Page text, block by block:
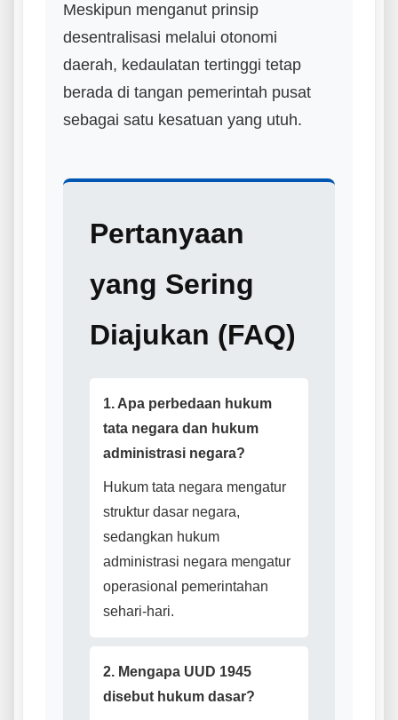
Meskipun menganut prinsip
desentralisasi melalui otonomi
daerah, kedaulatan tertinggi tetap
berada di tangan pemerintah pusat
sebagai satu kesatuan yang utuh.
Pertanyaan
yang Sering
Diajukan (FAQ)
1. Apa perbedaan hukum
tata negara dan hukum
administrasi negara?
Hukum tata negara mengatur
struktur dasar negara,
sedangkan hukum
administrasi negara mengatur
operasional pemerintahan
sehari-hari.
2. Mengapa UUD 1945
disebut hukum dasar?